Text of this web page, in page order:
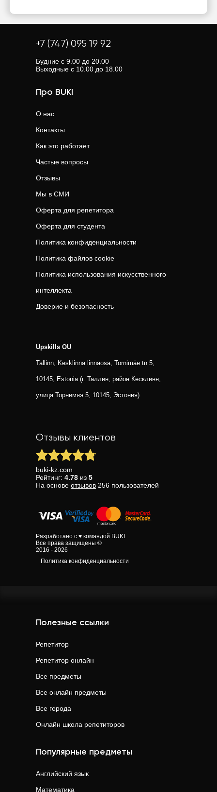
+7 (747) 095 19 92
Будние с 9.00 до 20.00
Выходные с 10.00 до 18.00
Про BUKI
О нас
Контакты
Как это работает
Частые вопросы
Отзывы
Мы в СМИ
Оферта для репетитора
Оферта для студента
Политика конфиденциальности
Политика файлов cookie
Политика использования искусственного
интеллекта
Доверие и безопасность
Upskills OU
Tallinn, Kesklinna linnaosa, Tornimäe tn 5,
10145, Estonia (г. Таллин, район Кесклинн,
улица Торнимяэ 5, 10145, Эстония)
Отзывы клиентов
buki-kz.com
Рейтинг: 4.78 из 5
На основе отзывов 256 пользователей
Разработано с ♥ командой BUKI
Все права защищены ©
2016 - 2026
Политика конфиденциальности
Полезные ссылки
Репетитор
Репетитор онлайн
Все предметы
Все онлайн предметы
Все города
Онлайн школа репетиторов
Популярные предметы
Английский язык
Математика